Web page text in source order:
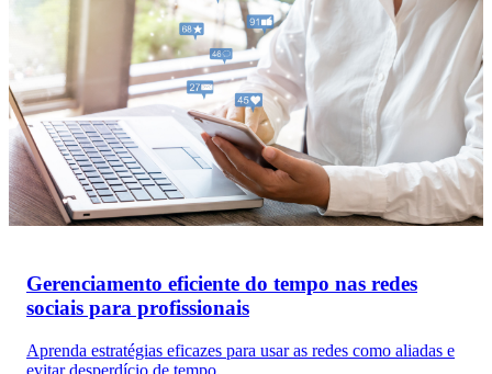
Gerenciamento eficiente do tempo nas redes
sociais para profissionais
Aprenda estratégias eficazes para usar as redes como aliadas e
evitar desperdício de tempo.